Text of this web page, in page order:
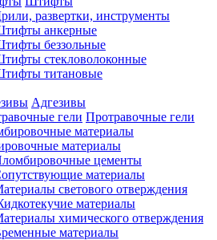
развертки, инструменты
анкерные
беззольные
стекловолоконные
титановые
Адгезивы
Протравочные гели
материалы
цементы
материалы
светового отверждения
материалы
химического отверждения
материалы